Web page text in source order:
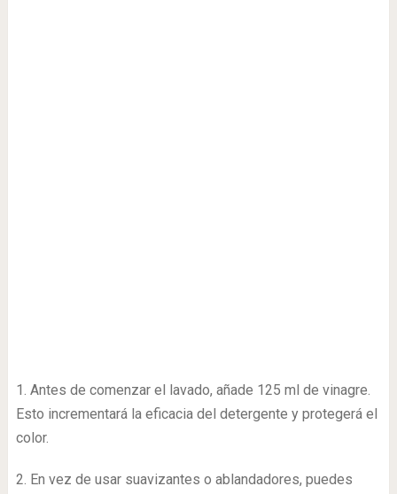
mismo, sin embargo tiene la indiscutible ventaja de que es
mucho menos dañino para el medio ambiente.
del desodorante.